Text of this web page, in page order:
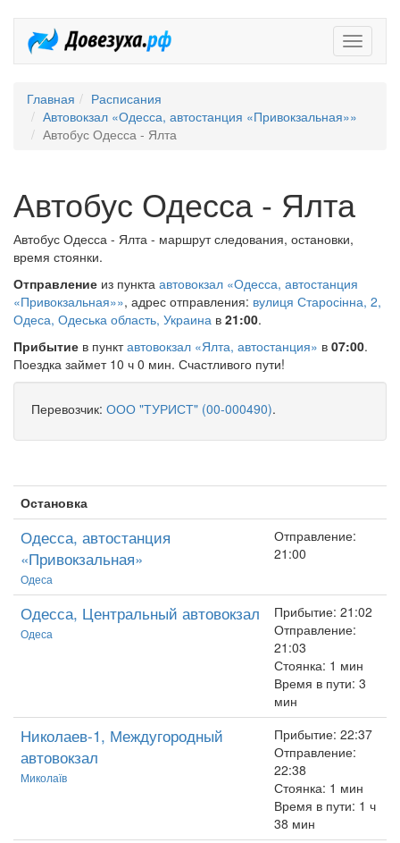
Главная
Расписания
Автовокзал «Одесса, автостанция «Привокзальная»»
Автобус Одесса - Ялта
Автобус Одесса - Ялта
Автобус Одесса - Ялта - маршрут следования, остановки,
время стоянки.
Отправление из пункта автовокзал «Одесса, автостанция
«Привокзальная»», адрес отправления: вулиця Старосінна, 2,
Одеса, Одеська область, Украина в 21:00.
Прибытие в пунктавтовокзал «Ялта, автостанция» в 07:00.
Поездка займет 10 ч 0 мин. Счастливого пути!
Перевозчик: ООО "ТУРИСТ" (00-000490).
Остановка
Одесса, автостанция
«Привокзальная»
Одеса
Отправление:
21:00
Одесса, Центральный автовокзал
Одеса
Прибытие: 21:02
Отправление:
21:03
Стоянка: 1 мин
Время в пути: 3
мин
Николаев-1, Междугородный
автовокзал
Миколаїв
Прибытие: 22:37
Отправление:
22:38
Стоянка: 1 мин
Время в пути: 1 ч
38 мин